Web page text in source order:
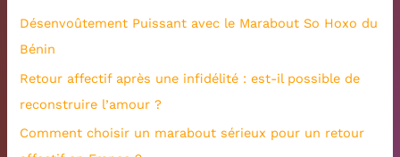
r
:
Désenvoûtement Puissant avec le Marabout So Hoxo du
Bénin
Retour affectif après une infidélité : est-il possible de
reconstruire l’amour ?
Comment choisir un marabout sérieux pour un retour